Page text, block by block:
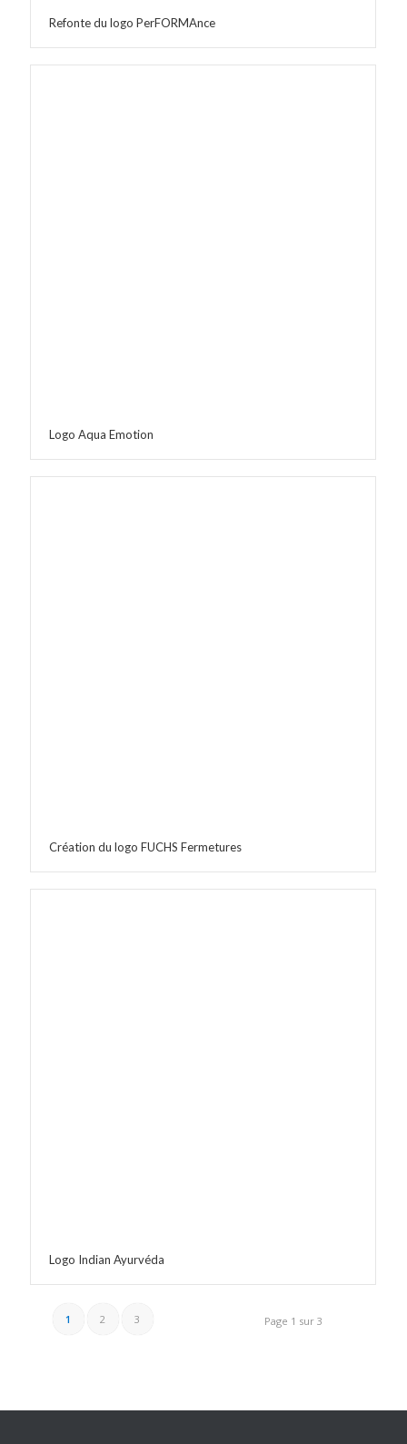
Refonte du logo PerFORMAnce
Logo Aqua Emotion
Création du logo FUCHS Fermetures
Logo Indian Ayurvéda
Page 1 sur 3
1 2 3